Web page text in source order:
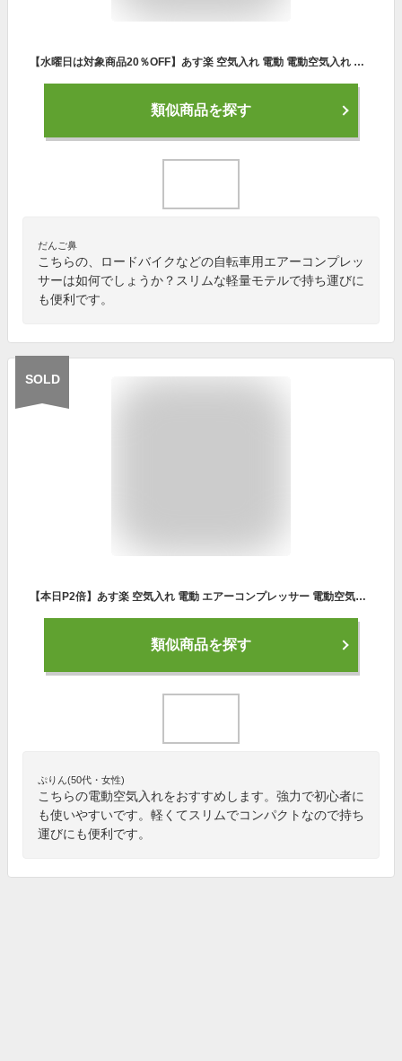
【水曜日は対象商品20％OFF】あす楽 空気入れ 電動 電動空気入れ エアーコンプレッサー 自転車 自転車用 充電式 軽量ミニマムサイズ 電動エアーポンプ Take-One Airpump A-20 サイクル 仏式 英式 米式 車 ロードバイク 軽量 新生活
類似商品を探す
だんご鼻
こちらの、ロードバイクなどの自転車用エアーコンプレッ
サーは如何でしょうか？スリムな軽量モテルで持ち運びに
も便利です。
SOLD
【本日P2倍】あす楽 空気入れ 電動 エアーコンプレッサー 電動空気入れ 自転車 自転車用 充電式 軽量ミニマムサイズ 電動エアーポンプ Take‐One Airpump A-20 バイク サイクル 仏式 英式 米式 車 ロードバイク クロスバイク 携帯 軽量 一人暮らし
類似商品を探す
ぷりん(50代・女性)
こちらの電動空気入れをおすすめします。強力で初心者に
も使いやすいです。軽くてスリムでコンパクトなので持ち
運びにも便利です。